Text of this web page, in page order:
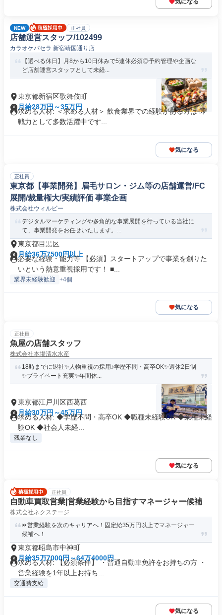
気になる
NEW 正社員
店舗運営スタッフ/102499
カラオケパセラ 新宿靖国通り店
【選べる休日】月8から10日休みで5連休必須◎予約管理や企画な
ど店舗運営スタッフとして未経...
東京都新宿区歌舞伎町
月給28万円～35万円
求める人材: ＜求める人材＞ 飲食業界での経験がある方は 即
戦力として多数活躍中です...
気になる
正社員
東京都【事業開発】眉毛サロン・ジム等の店舗運営/FC
展開/裁量権大/実績評価 事業企画
株式会社ウィルビー
デジタルマーケティングや多角的な事業展開を行っている当社に
て、事業開発をお任せいたします。...
東京都目黒区
月給36万7500円以上
必要な経験・能力等 【必須】スタートアップで事業を創りた
いという熱意重視採用です！ ■...
業界未経験歓迎 +4個
気になる
正社員
魚屋の店舗スタッフ
株式会社本場清水水産
18時までに退社✨人物重視の採用♪学歴不問・高卒OK✨週休2日制
✨プライベート充実✨年間休...
東京都江戸川区西葛西
月給30万円～45万円
求める人材: ◆学歴不問・高卒OK ◆職種未経験OK ◆業種未経
験OK ◆社会人未経...
残業なし
気になる
正社員
自動車買取営業|営業経験から目指すマネージャー候補
株式会社ネクステージ
⏩️営業経験を次のキャリアへ！固定給35万円以上でマネージャー
候補へ！
東京都昭島市中神町
月給35万7000円～64万4000円
求める人材: 【必須条件】 ・普通自動車免許をお持ちの方 ・
営業経験を1年以上お持ち...
交通費支給
気になる